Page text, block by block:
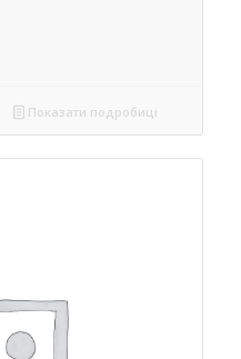
Показати подробиці